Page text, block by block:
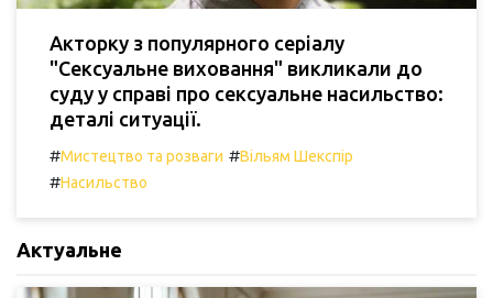
Акторку з популярного серіалу
"Сексуальне виховання" викликали до
суду у справі про сексуальне насильство:
деталі ситуації.
#Мистецтво та розваги #Вільям Шекспір
#Насильство
Актуальне